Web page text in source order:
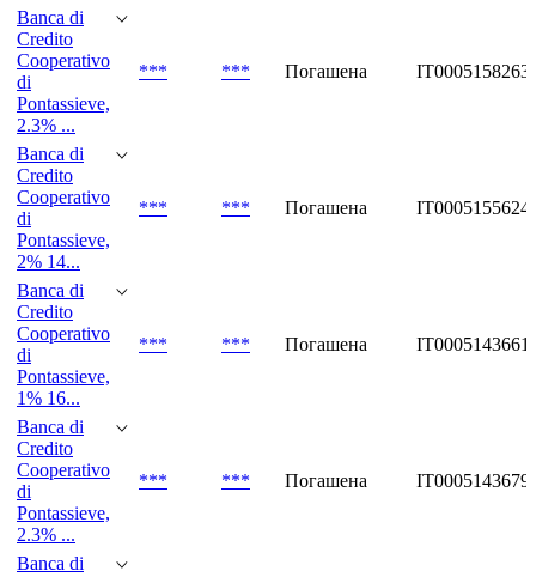
Banca di
Credito
Cooperativo
di
Pontassieve,
2.3% ...
*** *** Погашена IT0005158263
Banca di
Credito
Cooperativo
di
Pontassieve,
2% 14...
*** *** Погашена IT0005155624
Banca di
Credito
Cooperativo
di
Pontassieve,
1% 16...
*** *** Погашена IT0005143661
Banca di
Credito
Cooperativo
di
Pontassieve,
2.3% ...
*** *** Погашена IT0005143679
Banca di